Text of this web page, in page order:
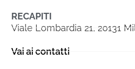
RECAPITI
Viale Lombardia 21, 20131
Vai ai contatti